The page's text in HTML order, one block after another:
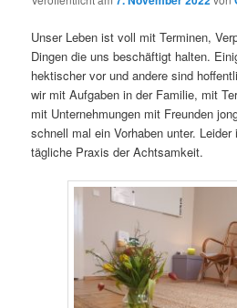
Unser Leben ist voll mit Terminen,
Dingen die uns beschäftigt halten.
hektischer vor und andere sind
wir mit Aufgaben in der Familie, mit
mit Unternehmungen mit Freunden
schnell mal ein Vorhaben unter.
tägliche Praxis der Achtsamkeit.